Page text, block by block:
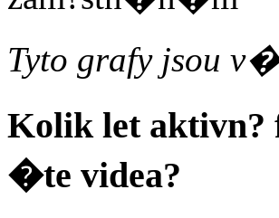
Tyto grafy jsou
Kolik let
�te videa?